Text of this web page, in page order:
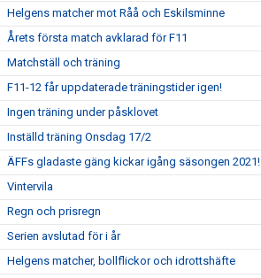
Helgens matcher mot Råå och Eskilsminne
Årets första match avklarad för F11
Matchställ och träning
F11-12 får uppdaterade träningstider igen!
Ingen träning under påsklovet
Inställd träning Onsdag 17/2
ÄFFs gladaste gäng kickar igång säsongen 2021!
Vintervila
Regn och prisregn
Serien avslutad för i år
Helgens matcher, bollflickor och idrottshäfte